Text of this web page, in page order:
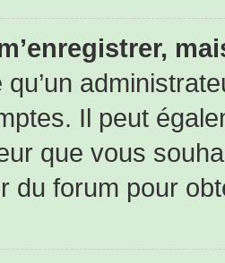
qu’un
Il peut
que vous
du forum pour